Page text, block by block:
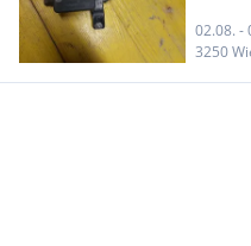
02.08. -
3250